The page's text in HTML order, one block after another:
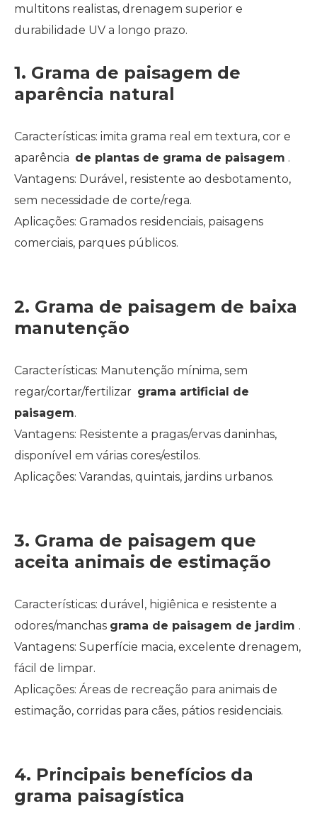
multitons realistas, drenagem superior e
durabilidade UV a longo prazo.
1. Grama de paisagem de
aparência natural
Características: imita grama real em textura, cor e
aparência de plantas de grama de paisagem .
Vantagens: Durável, resistente ao desbotamento,
sem necessidade de corte/rega.
Aplicações: Gramados residenciais, paisagens
comerciais, parques públicos.
2. Grama de paisagem de baixa
manutenção
Características: Manutenção mínima, sem
regar/cortar/fertilizar grama artificial de
paisagem.
Vantagens: Resistente a pragas/ervas daninhas,
disponível em várias cores/estilos.
Aplicações: Varandas, quintais, jardins urbanos.
3. Grama de paisagem que
aceita animais de estimação
Características: durável, higiênica e resistente a
odores/manchas grama de paisagem de jardim .
Vantagens: Superfície macia, excelente drenagem,
fácil de limpar.
Aplicações: Áreas de recreação para animais de
estimação, corridas para cães, pátios residenciais.
4. Principais benefícios da
grama paisagística